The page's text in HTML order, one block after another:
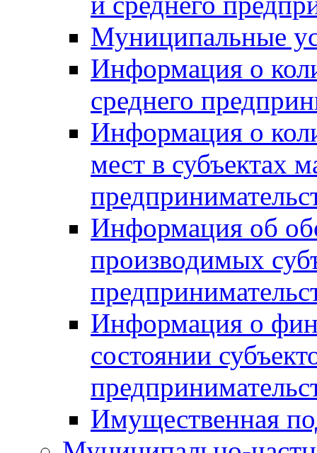
Муниципальные
Информация о
среднего
Информация о
мест в субъектах
Информация об
производимых
Информация о
состоянии
Имущественная